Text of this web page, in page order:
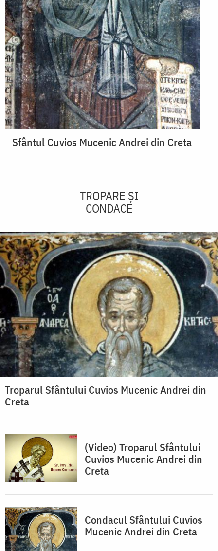
Sfântul Cuvios Mucenic Andrei din Creta
TROPARE ȘI
CONDACE
Troparul Sfântului Cuvios Mucenic Andrei din
Creta
(Video) Troparul Sfântului
Cuvios Mucenic Andrei din
Creta
Condacul Sfântului Cuvios
Mucenic Andrei din Creta